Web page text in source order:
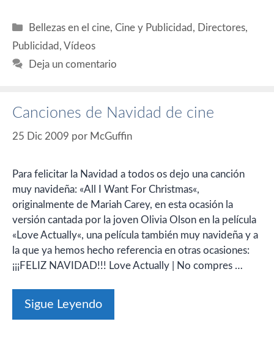
Categorías
Bellezas en el cine,Cine y Publicidad , Directores,
Publicidad , Vídeos
Deja un comentario
Canciones de Navidad de cine
25 Dic 2009 por McGuffin
Para felicitar la Navidad a todos os dejo una canción
muy navideña: «All I Want For Christmas«,
originalmente de Mariah Carey, en esta ocasión la
versión cantada por la joven Olivia Olson en la película
«Love Actually«, una película también muy navideña y a
la que ya hemos hecho referencia en otras ocasiones:
¡¡¡FELIZ NAVIDAD!!! Love Actually | No compres …
Sigue Leyendo